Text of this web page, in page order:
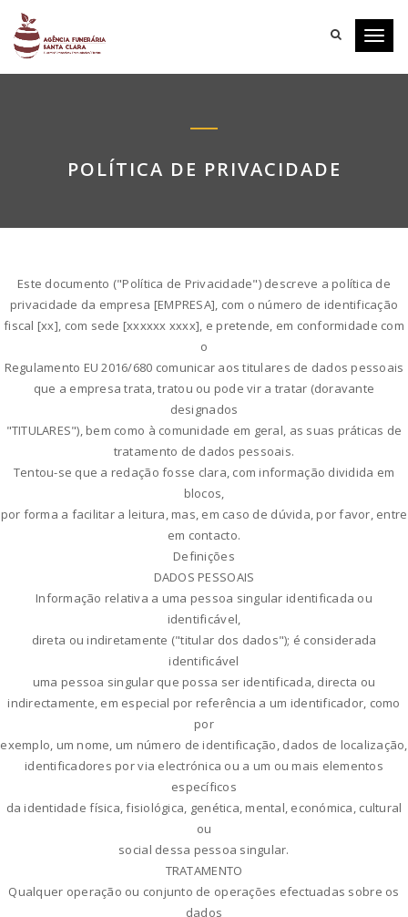
POLÍTICA DE PRIVACIDADE
Este documento ("Política de Privacidade") descreve a política de
privacidade da empresa [EMPRESA], com o número de identificação
fiscal [xx], com sede [xxxxxx xxxx], e pretende, em conformidade com
o
Regulamento EU 2016/680 comunicar aos titulares de dados pessoais
que a empresa trata, tratou ou pode vir a tratar (doravante
designados
"TITULARES"), bem como à comunidade em geral, as suas práticas de
tratamento de dados pessoais.
Tentou-se que a redação fosse clara, com informação dividida em
blocos,
por forma a facilitar a leitura, mas, em caso de dúvida, por favor, entre
em contacto.
Definições
DADOS PESSOAIS
Informação relativa a uma pessoa singular identificada ou
identificável,
direta ou indiretamente ("titular dos dados"); é considerada
identificável
uma pessoa singular que possa ser identificada, directa ou
indirectamente, em especial por referência a um identificador, como
por
exemplo, um nome, um número de identificação, dados de localização,
identificadores por via electrónica ou a um ou mais elementos
específicos
da identidade física, fisiológica, genética, mental, económica, cultural
ou
social dessa pessoa singular.
TRATAMENTO
Qualquer operação ou conjunto de operações efectuadas sobre os
dados